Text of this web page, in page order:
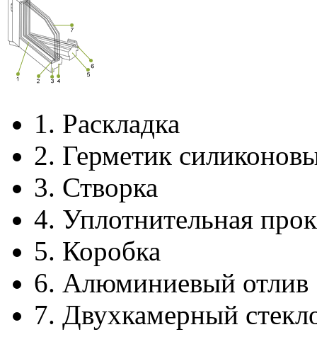
1. Раскладка
2. Герметик
3. Створка
4. Уплотнительная
5. Коробка
6. Алюминиевый отлив
7. Двухкамерный